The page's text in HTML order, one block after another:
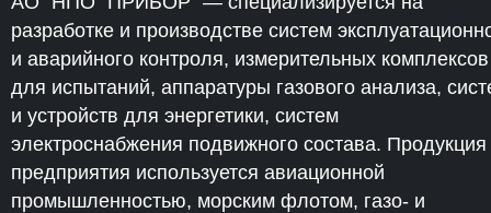
разработке и производстве систем
и аварийного контроля, измерительных комплексов
для испытаний, аппаратуры газового анализа,
и устройств для энергетики, систем
электроснабжения подвижного состава. Продукция
предприятия используется авиационной
промышленностью, морским флотом, газо- и